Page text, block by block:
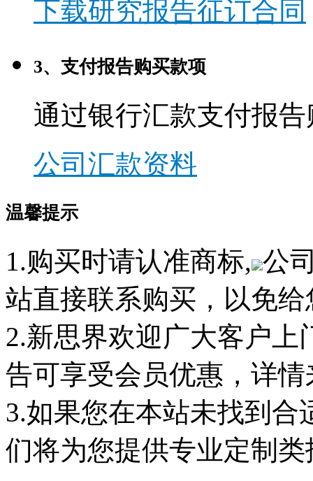
下载研究报告征订合同
3、支付报告购买款项
通过银行汇款支付报
公司汇款资料
温馨提示
1.购买时请认准商标, 公
站直接联系购买，以免
2.新思界欢迎广大客户
告可享受会员优惠，详
3.如果您在本站未找到
们将为您提供专业定制类